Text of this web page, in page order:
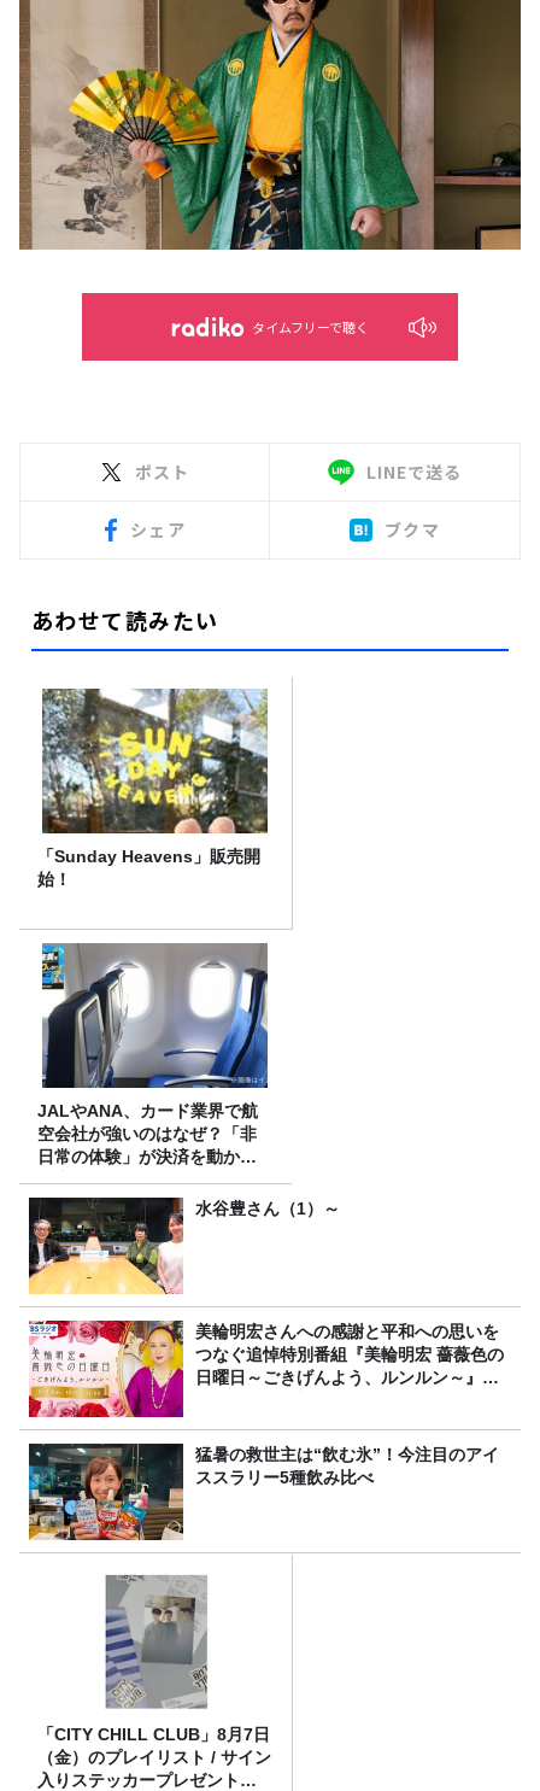
タイムフリーで聴く
ポスト LINEで送る
シェア ブクマ
あわせて読みたい
「Sunday Heavens」販売開
始！
JALやANA、カード業界で航
空会社が強いのはなぜ？「非
日常の体験」が決済を動かす
理由
水谷豊さん（1）～
美輪明宏さんへの感謝と平和への思いを
つなぐ追悼特別番組『美輪明宏 薔薇色の
日曜日～ごきげんよう、ルンルン～』
猛暑の救世主は“飲む氷”！今注目のアイ
ススラリー5種飲み比べ
「CITY CHILL CLUB」8月7日
（金）のプレイリスト / サイン
入りステッカープレゼント有